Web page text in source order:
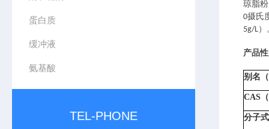
蛋白质
缓冲液
氨基酸
TEL-PHONE
琼脂
0摄氏
5g/L
产品
别名
CAS
分子